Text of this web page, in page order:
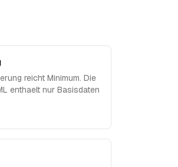
reicht Minimum. Die
enthaelt nur Basisdaten